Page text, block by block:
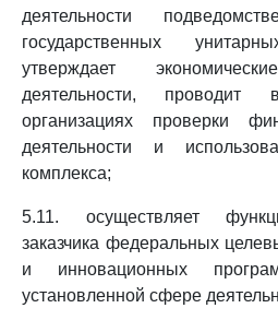
деятельности
государственных
утверждает
деятельности, проводит
организациях проверки
деятельности и
комплекса;
5.11. осуществляет
заказчика федеральных
и инновационных
установленной сфере